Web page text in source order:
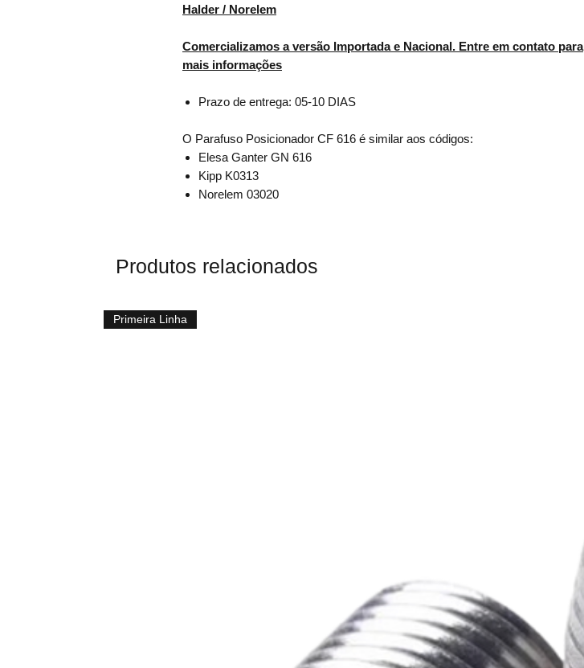
Halder / Norelem
Comercializamos a versão Importada e Nacional. Entre em contato para
mais informações
Prazo de entrega: 05-10 DIAS
O Parafuso Posicionador CF 616 é similar aos códigos:
Elesa Ganter GN 616
Kipp K0313
Norelem 03020
Produtos relacionados
Primeira Linha